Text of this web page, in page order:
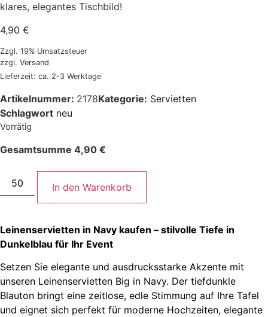
klares, elegantes Tischbild!
4,90 €
Zzgl. 19% Umsatzsteuer
zzgl. Versand
Lieferzeit: ca. 2-3 Werktage
Artikelnummer: 2178Kategorie: Servietten
Schlagwort neu
Vorrätig
Gesamtsumme 4,90 €
In den Warenkorb
Leinenservietten in Navy kaufen – stilvolle Tiefe in
Dunkelblau für Ihr Event
Setzen Sie elegante und ausdrucksstarke Akzente mit
unseren Leinenservietten Big in Navy. Der tiefdunkle
Blauton bringt eine zeitlose, edle Stimmung auf Ihre Tafel
und eignet sich perfekt für moderne Hochzeiten, elegante